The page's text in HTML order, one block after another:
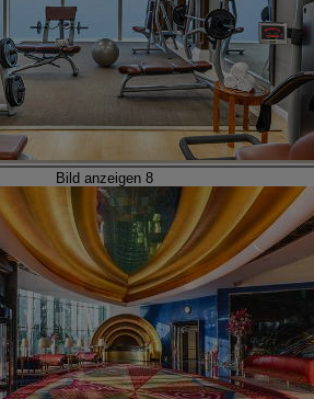
Bild anzeigen 8